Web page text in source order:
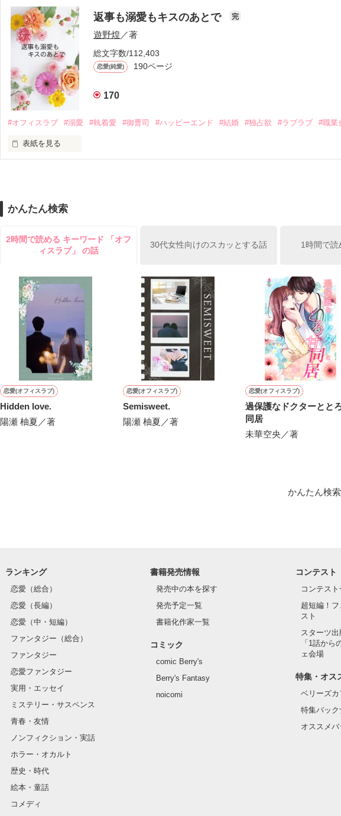
甘やかしてくる。
そんなある日、哲平は美桜がストーカー被害に
遭っていることを知る。
美桜を守るため、哲平は同居を提案してきて――。
夏木美桜(なつきみお)
✕
鳴海哲平 (なるみてっぺい)
止まっていたはずの二人の時間が、再び動き出す。
作品を読む
帰国後、美桜は新しい職場でワンナイトした美青年と再会。なんと彼の正体は、とあ
も関わらず、一族を離れて起業した新進気鋭の実業家、社内でも冷徹だと評判な社長
人だったのだ――！
なぜか恭司から飼い猫の世話係を命じられた美桜は、猫の世話を口実にしばしば呼び
返事も溺愛もキスのあとで 完
遊野煌 ／著
総文字数/112,403
恋愛(純愛) 190ページ
170
#オフィスラブ #溺愛 #執着愛 #御曹司 #ハッピーエンド #結婚 #独占欲 #ラブラブ #職業
表紙を見る
雪瀬鷹哉（29）が『──俺と結婚してくれないか』といきなりプロポーズをしてきた上
鷹哉『宜しくな、俺の雛子』🦅
雛子『俺の……ひぃ、雛子？！！！』🐥
シゴデキで冷徹な上司が見せる素顔は、なぜか想像以上に甘くて……🐥💓🦅
※表紙も作中使用の画像も全てフリー素材です。
※執筆期間2026.6.3〜7.20完結です。
※他サイトさんにて恋愛トレンド1位でした〜良かったら読んで頂けると嬉しいです。
作品を読む
かんたん検索
2時間で読める キーワード 「オフ
ィスラブ」 の話
30代女性向けのスカッとする話 1時間で
恋愛(オフィスラブ)
Hidden love.
陽瀬 柚夏／著
恋愛(オフィスラブ)
Semisweet.
陽瀬 柚夏／著
恋愛(オフィスラブ)
過保護なドクターとと
同居
未華空央／著
かんたん検
ランキング
恋愛（総合）
恋愛（長編）
恋愛（中・短編）
ファンタジー（総合）
ファンタジー
恋愛ファンタジー
実用・エッセイ
ミステリー・サスペンス
青春・友情
ノンフィクション・実話
ホラー・オカルト
歴史・時代
絵本・童話
コメディ
書籍発売情報
発売中の本を探す
発売予定一覧
書籍化作家一覧
コミック
comic Berry's
Berry's Fantasy
noicomi
コンテスト
コンテスト
超短編！
スト
スターツ
「1話から
ェ会場
特集・オス
ベリーズ
特集バック
オススメ